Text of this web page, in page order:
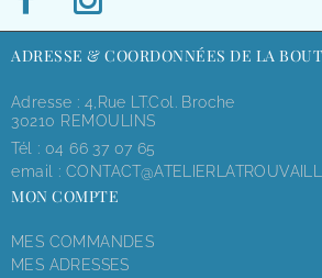
ADRESSE & COORDONNÉES DE LA
Adresse : 4,rue LT.Col. Broche
30210 REMOULINS
Tél : 04 66 37 07 65
email :
MON COMPTE
MES COMMANDES
MES ADRESSES